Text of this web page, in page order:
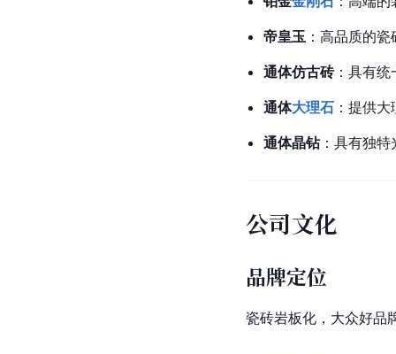
帝皇玉 ：高品质的
通体仿古砖：具有统
通体大理石 ：提供
通体晶钻：具有独特
公司文化
品牌定位
瓷砖岩板化，大众好品